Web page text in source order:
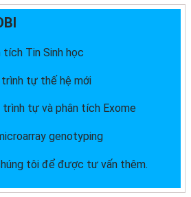
tích Tin Sinh học
trình tự thế hệ mới
trình tự và phân tích Exome
genotyping
tôi để được tư vấn thêm.